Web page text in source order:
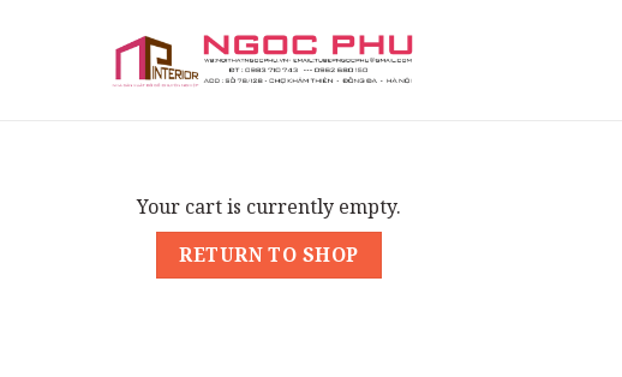
Your cart is currently empty.
RETURN TO SHOP